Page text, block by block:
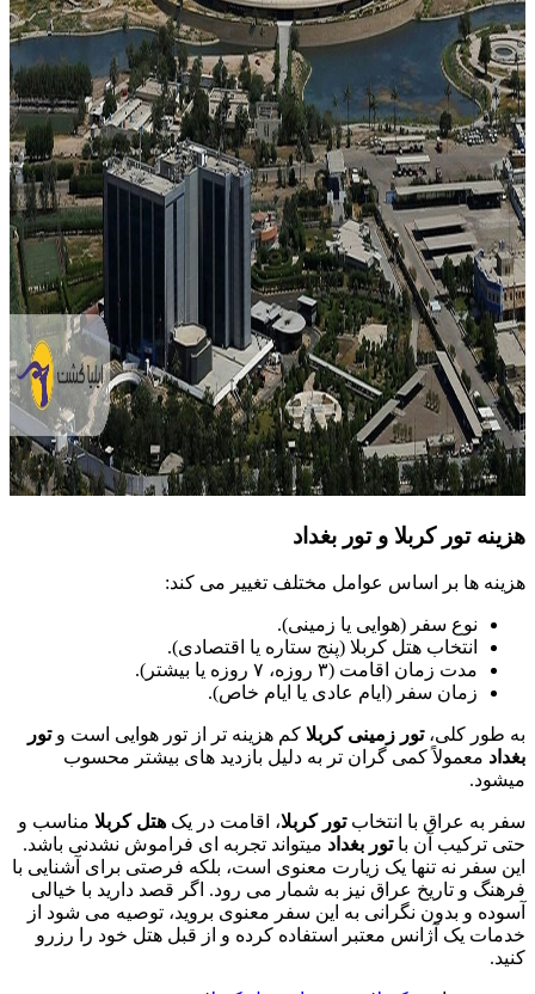
تور کربلا و تور بغداد
ها بر اساس عوامل مختلف تغییر می کند:
نوع سفر (هوایی یا زمینی).
انتخاب هتل کربلا (پنج ستاره یا اقتصادی).
مدت زمان اقامت (۳ روزه، ۷ روزه یا بیشتر).
زمان سفر (ایام عادی یا ایام خاص).
کلی،تور زمینی کربلاکم هزینه تر از تور هوایی است وتور
معمولاً کمی گران تر به دلیل بازدید های بیشتر محسوب
به عراق با انتخابتور کربلا، اقامت در یک هتل کربلامناسب و
ترکیب آن با تور بغدادمیتواند تجربه ای فراموش نشدنی باشد.
سفر نه تنها یک زیارت معنوی است، بلکه فرصتی برای آشنایی با
و تاریخ عراق نیز به شمار می رود. اگر قصد دارید با خیالی
و بدون نگرانی به این سفر معنوی بروید، توصیه می شود از
یک آژانس معتبر استفاده کرده و از قبل هتل خود را رزرو